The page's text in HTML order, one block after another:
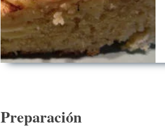
Preparación